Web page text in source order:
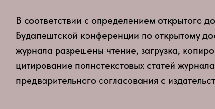
В соответствии с определением открытого
Будапештской конференции по открытому
журнала разрешены чтение, загрузка,
цитирование полнотекстовых статей
предварительного согласования с